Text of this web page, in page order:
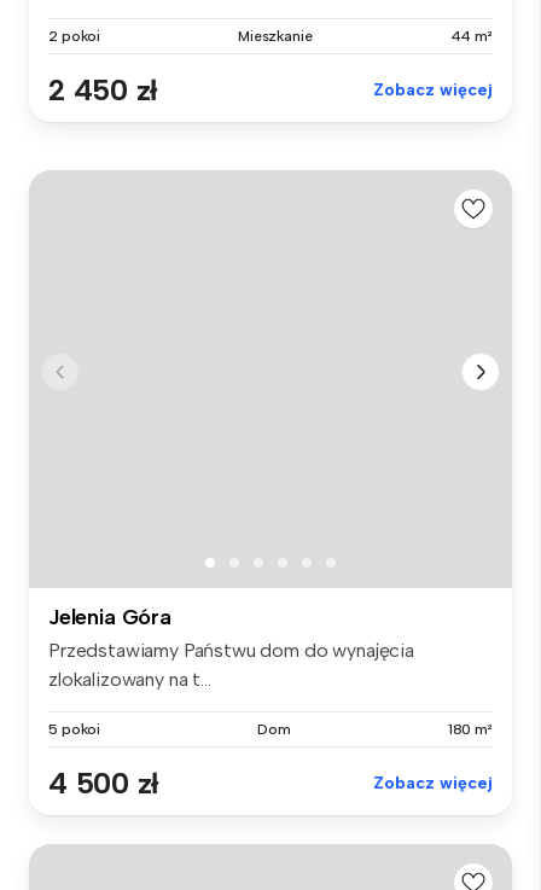
2 pokoi Mieszkanie 44 m²
2 450 zł Zobacz więcej
Jelenia Góra
Przedstawiamy Państwu dom do wynajęcia
zlokalizowany na t...
5 pokoi Dom 180 m²
4 500 zł Zobacz więcej